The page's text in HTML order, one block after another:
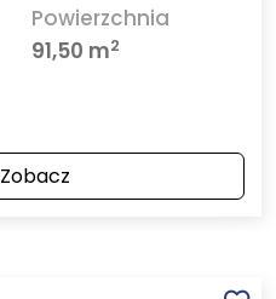
Powierzchnia
91,50 m2
Zobacz